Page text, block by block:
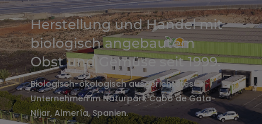
Herstellung und Handel mit
biologisch angebautem
Obst und Gemüse seit 1999.
Biologisch-ökologisch ausgerichtetes
Unternehmen im Naturpark Cabo de Gata-
Níjar, Almería, Spanien.